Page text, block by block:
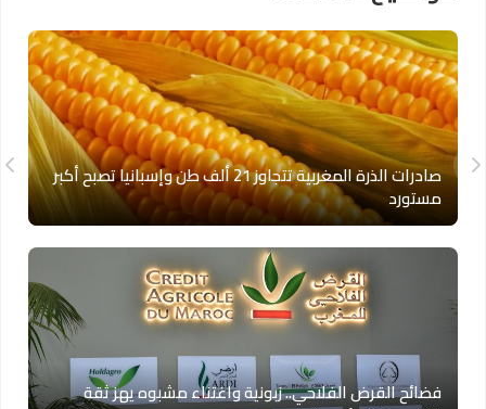
صادرات الذرة المغربية تتجاوز 21 ألف طن وإسبانيا تصبح أكبر
مستورد
فضائح القرض الفلاحي.. زبونية واغتناء مشبوه يهز ثقة